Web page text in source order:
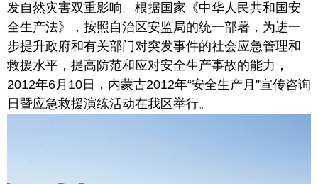
发自然灾害双重影响。根据国家《中华人民共和国安
全生产法》，按照自治区安监局的统一部署，为进一
步提升政府和有关部门对突发事件的社会应急管理和
救援水平，提高防范和应对安全生产事故的能力，
2012年6月10日，内蒙古2012年“安全生产月”宣传咨询
日暨应急救援演练活动在我区举行。